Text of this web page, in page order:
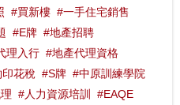
#買新樓 #一手住宅銷售
#E牌 #地產招聘
理入行 #地產代理資格
花稅 #S牌 #中原訓練學院
#人力資源培訓 #EAQE